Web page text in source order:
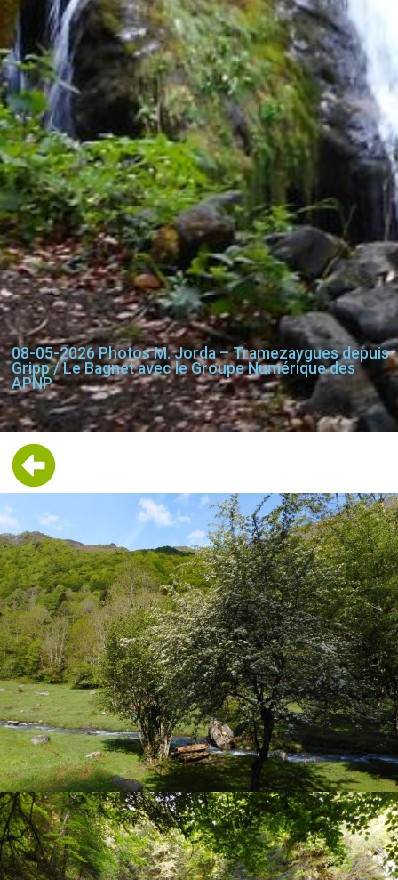
08-05-2026 Photos M. Jorda – Tramezaygues depuis
Gripp / Le Bagnet avec le Groupe Numérique des
APNP